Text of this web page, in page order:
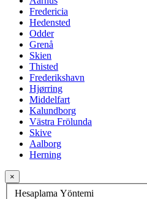
Fredericia
Hedensted
Odder
Grenå
Skien
Thisted
Frederikshavn
Hjørring
Middelfart
Kalundborg
Västra Frölunda
Skive
Aalborg
Herning
×
Hesaplama Yöntemi